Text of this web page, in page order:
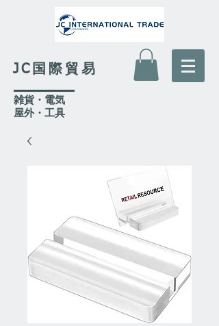
JC国際貿易
​雑貨・電気
​屋外・工具